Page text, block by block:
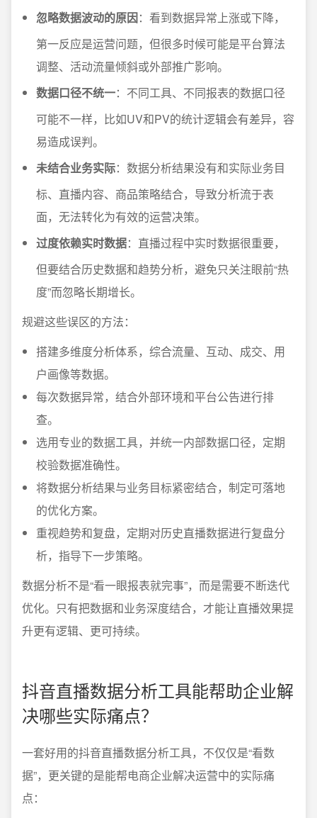
忽略数据波动的原因：看到数据异常上涨或下降，
第一反应是运营问题，但很多时候可能是平台算法
调整、活动流量倾斜或外部推广影响。
数据口径不统一：不同工具、不同报表的数据口径
可能不一样，比如UV和PV的统计逻辑会有差异，容
易造成误判。
未结合业务实际：数据分析结果没有和实际业务目
标、直播内容、商品策略结合，导致分析流于表
面，无法转化为有效的运营决策。
过度依赖实时数据：直播过程中实时数据很重要，
但要结合历史数据和趋势分析，避免只关注眼前“热
度”而忽略长期增长。
规避这些误区的方法：
搭建多维度分析体系，综合流量、互动、成交、用
户画像等数据。
每次数据异常，结合外部环境和平台公告进行排
查。
选用专业的数据工具，并统一内部数据口径，定期
校验数据准确性。
将数据分析结果与业务目标紧密结合，制定可落地
的优化方案。
重视趋势和复盘，定期对历史直播数据进行复盘分
析，指导下一步策略。
数据分析不是“看一眼报表就完事”，而是需要不断迭代
优化。只有把数据和业务深度结合，才能让直播效果提
升更有逻辑、更可持续。
抖音直播数据分析工具能帮助企业解
决哪些实际痛点？
一套好用的抖音直播数据分析工具，不仅仅是“看数
据”，更关键的是能帮电商企业解决运营中的实际痛
点：